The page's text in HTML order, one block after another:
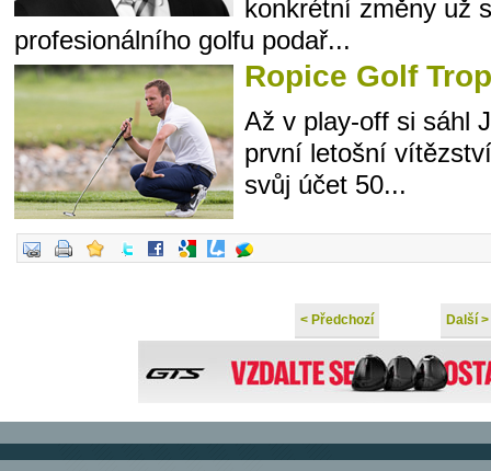
konkrétní změny už
profesionálního golfu podař...
Ropice Golf
Až v play-off si sáhl
první letošní
svůj účet 50...
< Předchozí Další >